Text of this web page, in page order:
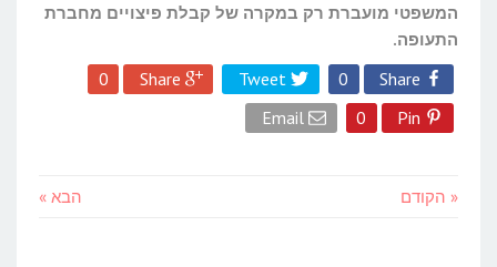
המשפטי מועברת רק במקרה של קבלת פיצויים מחברת
התעופה.
Share
0
Tweet
Share
0
Pin
0
Email
« הקודם הבא »